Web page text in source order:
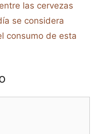
las cervezas
se considera
consumo de esta